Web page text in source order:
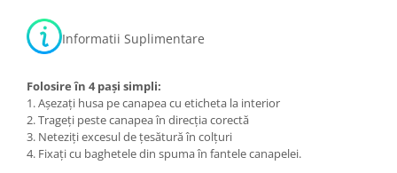
Informatii Suplimentare
Folosire în 4 pași simpli:
1. Așezați husa pe canapea cu eticheta la interior
2. Trageți peste canapea în direcția corectă
3. Neteziți excesul de țesătură în colțuri
4. Fixați cu baghetele din spuma în fantele canapelei.